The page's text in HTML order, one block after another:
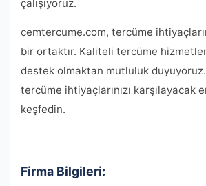
çalışıyoruz.
cemtercume.com, tercüme
bir ortaktır. Kaliteli tercüme
destek olmaktan mutluluk duyuyoruz.
tercüme ihtiyaçlarınızı karşılayacak
keşfedin.
Firma Bilgileri: